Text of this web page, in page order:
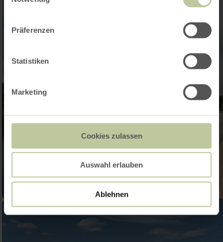
Präferenzen
Statistiken
Marketing
Cookies zulassen
Auswahl erlauben
Ablehnen